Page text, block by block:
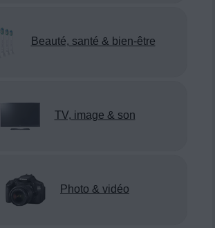
Beauté, santé & bien-être
TV, image & son
Photo & vidéo